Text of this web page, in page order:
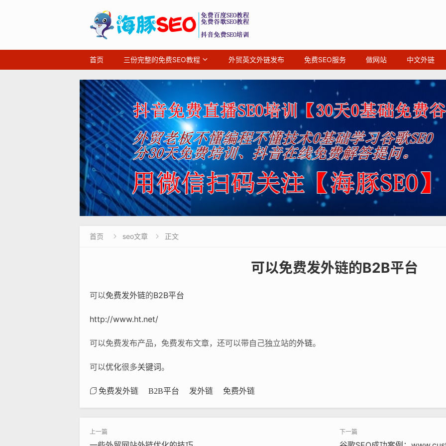
首页 三份完整的免费SEO教程 外贸英文外链发布 免费SEO服务 做网站 中文外链
首页  seo文章  正文
可以免费发外链的B2B平台
可以免费发外链的B2B平台
http://www.ht.net/
可以免费发布产品，免费发布文章，还可以带自己独立站的外链。
可以优化很多关键词。
免费发外链 B2B平台 发外链 免费外链